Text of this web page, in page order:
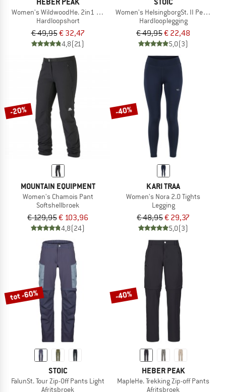
Women's WildwoodHe. 2in1 Shorts
Hardloopshort
€ 49,95€ 32,47
4,8(21)
Women's HelsingborgSt. II
Hardlooplegging
€ 49,95€ 22,48
5,0(3)
-20%
MOUNTAIN EQUIPMENT
Women's Chamois Pant
Softshellbroek
€ 129,95€ 103,96
4,8(24)
-40%
KARI TRAA
Women's Nora 2.0 Tights
Legging
€ 48,95€ 29,37
5,0(3)
tot -60%
STOIC
FalunSt. Tour Zip-Off Pants Light
Afritsbroek
-40%
HEBER PEAK
MapleHe. Trekking Zip-off Pants
Afritsbroek